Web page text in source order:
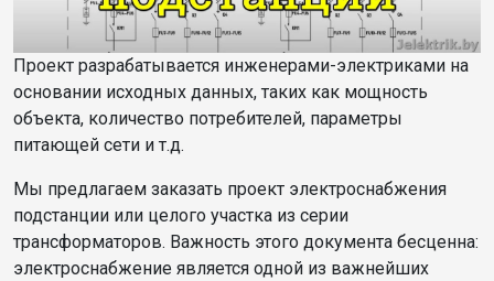
Проект разрабатывается инженерами-электриками на
основании исходных данных, таких как мощность
объекта, количество потребителей, параметры
питающей сети и т.д.
Мы предлагаем заказать проект электроснабжения
подстанции или целого участка из серии
трансформаторов. Важность этого документа бесценна:
электроснабжение является одной из важнейших